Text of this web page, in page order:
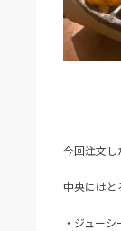
今回注文し
中央には
・ジュー